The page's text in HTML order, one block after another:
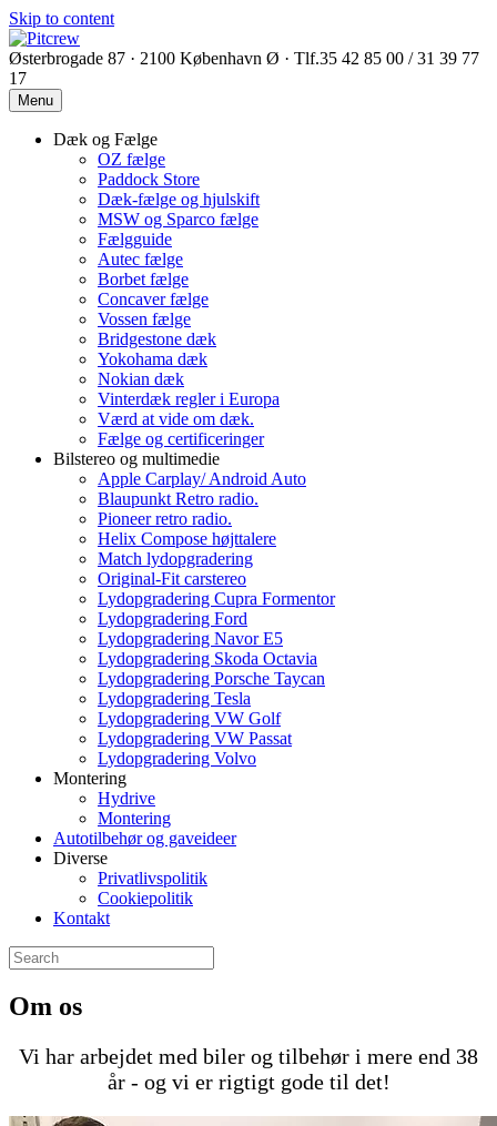
Skip to content
Østerbrogade 87 · 2100 København Ø · Tlf.35 42 85 00 / 31 39 77
17
Menu
Dæk og Fælge
OZ fælge
Paddock Store
Dæk-fælge og hjulskift
MSW og Sparco fælge
Fælgguide
Autec fælge
Borbet fælge
Concaver fælge
Vossen fælge
Bridgestone dæk
Yokohama dæk
Nokian dæk
Vinterdæk regler i Europa
Værd at vide om dæk.
Fælge og certificeringer
Bilstereo og multimedie
Apple Carplay/ Android Auto
Blaupunkt Retro radio.
Pioneer retro radio.
Helix Compose højttalere
Match lydopgradering
Original-Fit carstereo
Lydopgradering Cupra Formentor
Lydopgradering Ford
Lydopgradering Navor E5
Lydopgradering Skoda Octavia
Lydopgradering Porsche Taycan
Lydopgradering Tesla
Lydopgradering VW Golf
Lydopgradering VW Passat
Lydopgradering Volvo
Montering
Hydrive
Montering
Autotilbehør og gaveideer
Diverse
Privatlivspolitik
Cookiepolitik
Kontakt
Om os
Vi har arbejdet med biler og tilbehør i mere end 38
år - og vi er rigtigt gode til det!